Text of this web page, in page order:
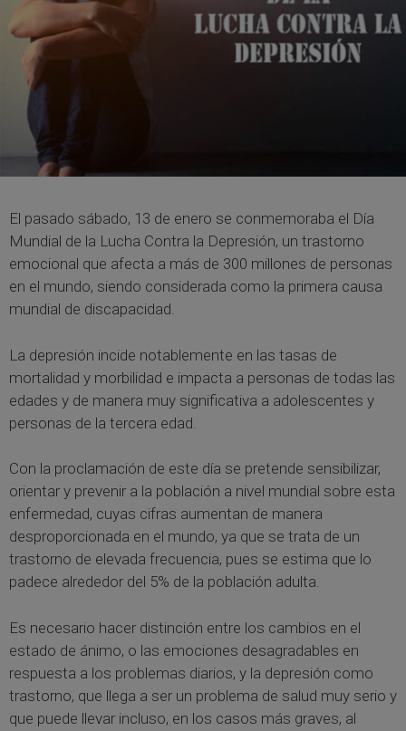
El pasado sábado, 13 de enero se conmemoraba el Día
Mundial de la Lucha Contra la Depresión, un trastorno
emocional que afecta a más de 300 millones de personas
en el mundo, siendo considerada como la primera causa
mundial de discapacidad.
La depresión incide notablemente en las tasas de
mortalidad y morbilidad e impacta a personas de todas las
edades y de manera muy significativa a adolescentes y
personas de la tercera edad.
Con la proclamación de este día se pretende sensibilizar,
orientar y prevenir a la población a nivel mundial sobre esta
enfermedad, cuyas cifras aumentan de manera
desproporcionada en el mundo, ya que se trata de un
trastorno de elevada frecuencia, pues se estima que lo
padece alrededor del 5% de la población adulta.
Es necesario hacer distinción entre los cambios en el
estado de ánimo, o las emociones desagradables en
respuesta a los problemas diarios, y la depresión como
trastorno, que llega a ser un problema de salud muy serio y
que puede llevar incluso, en los casos más graves, al